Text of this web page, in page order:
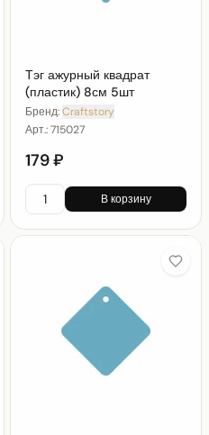
Тэг ажурный квадрат
(пластик) 8см 5шт
Бренд:Craftstory
Арт.:715027
179 ₽
В корзину